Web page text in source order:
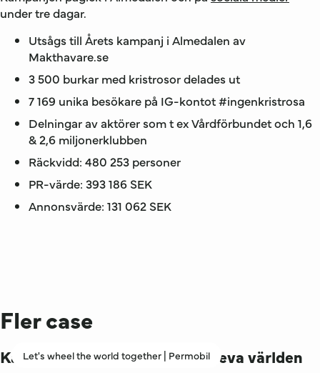
under tre dagar.
Utsågs till Årets kampanj i Almedalen av
Makthavare.se
3 500 burkar med kristrosor delades ut
7 169 unika besökare på IG-kontot #ingenkristrosa
Delningar av aktörer som t ex Vårdförbundet och 1,6
& 2,6 miljonerklubben
Räckvidd: 480 253 personer
PR-värde: 393 186 SEK
Annonsvärde: 131 062 SEK
Fler case
Let's wheel the world together | Permobil
Kampanj för allas rätt att uppleva världen